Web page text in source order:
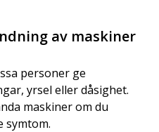
av maskiner
personer ge
yrsel eller dåsighet.
maskiner om du
symtom.